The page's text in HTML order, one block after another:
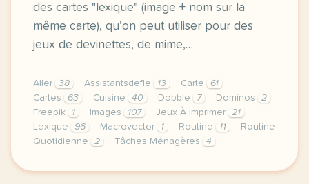
des cartes "lexique" (image + nom sur la
même carte), qu’on peut utiliser pour des
jeux de devinettes, de mime,…
Aller 38 Assistantsdefle 13 Carte
61
Cartes
63 Cuisine 40 Dobble 7 Dominos
2
Freepik
1 Images 107 Jeux À Imprimer
21
Lexique
96 Macrovector 1 Routine 11
Routine
Quotidienne
2 Tâches Ménagères 4
pour rendre l apprentissage de la routine